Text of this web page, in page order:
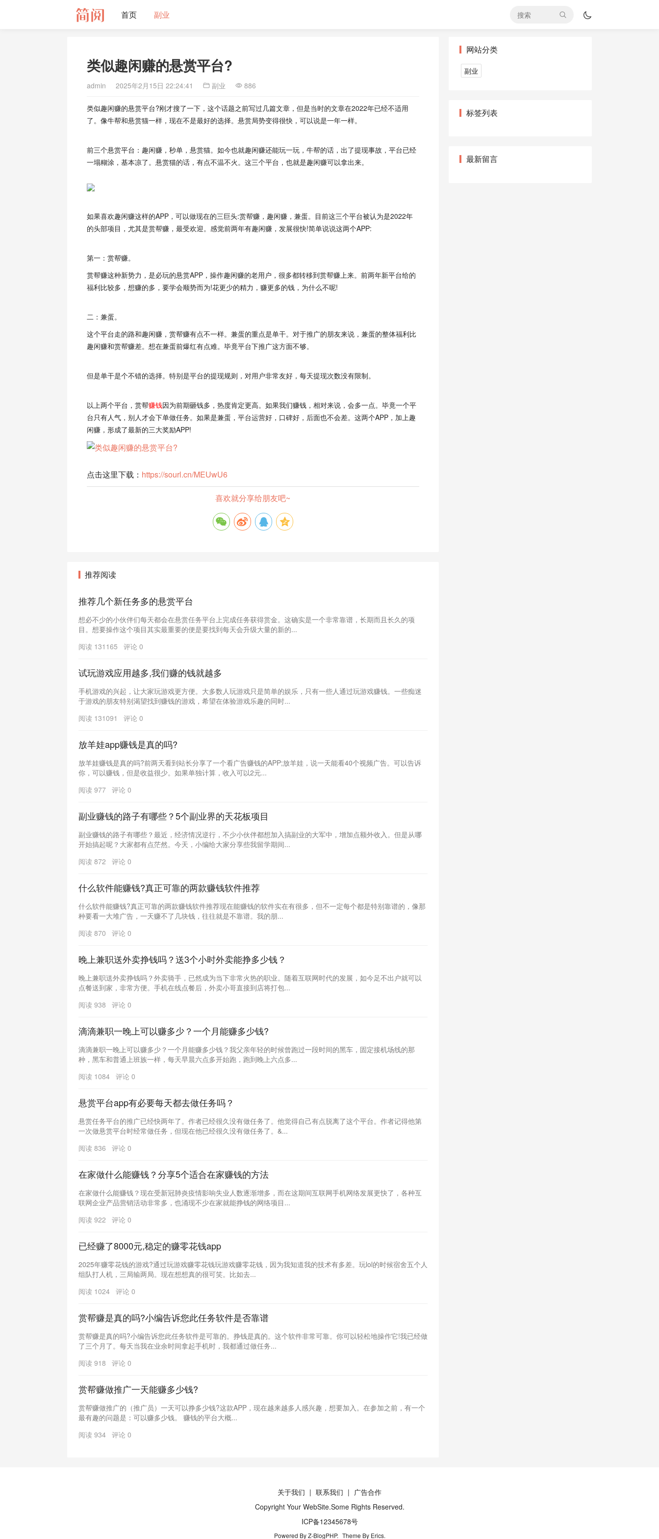
首页 副业
类似趣闲赚的悬赏平台?
admin 2025年2月15日 22:24:41 副业 886
类似趣闲赚的悬赏平台?刚才搜了一下，这个话题之前写过几篇文章，但是当时的文章在2022年已经不适用
了。像牛帮和悬赏猫一样，现在不是最好的选择。悬赏局势变得很快，可以说是一年一样。
前三个悬赏平台：趣闲赚，秒单，悬赏猫。如今也就趣闲赚还能玩一玩，牛帮的话，出了提现事故，平台已经
一塌糊涂，基本凉了。悬赏猫的话，有点不温不火。这三个平台，也就是趣闲赚可以拿出来。
如果喜欢趣闲赚这样的APP，可以做现在的三巨头:赏帮赚，趣闲赚，兼蛋。目前这三个平台被认为是2022年
的头部项目，尤其是赏帮赚，最受欢迎。感觉前两年有趣闲赚，发展很快!简单说说这两个APP:
第一：赏帮赚。
赏帮赚这种新势力，是必玩的悬赏APP，操作趣闲赚的老用户，很多都转移到赏帮赚上来。前两年新平台给的
福利比较多，想赚的多，要学会顺势而为!花更少的精力，赚更多的钱，为什么不呢!
二：兼蛋。
这个平台走的路和趣闲赚，赏帮赚有点不一样。兼蛋的重点是单干。对于推广的朋友来说，兼蛋的整体福利比
趣闲赚和赏帮赚差。想在兼蛋前爆红有点难。毕竟平台下推广这方面不够。
但是单干是个不错的选择。特别是平台的提现规则，对用户非常友好，每天提现次数没有限制。
以上两个平台，赏帮赚钱因为前期砸钱多，热度肯定更高。如果我们赚钱，相对来说，会多一点。毕竟一个平
台只有人气，别人才会下单做任务。如果是兼蛋，平台运营好，口碑好，后面也不会差。这两个APP，加上趣
闲赚，形成了最新的三大奖励APP!
点击这里下载： https://sourl.cn/MEUwU6
喜欢就分享给朋友吧~
推荐阅读
推荐几个新任务多的悬赏平台
想必不少的小伙伴们每天都会在悬赏任务平台上完成任务获得赏金。这确实是一个非常靠谱，长期而且长久的项
目。想要操作这个项目其实最重要的便是要找到每天会升级大量的新的...
阅读 131165 评论 0
试玩游戏应用越多,我们赚的钱就越多
手机游戏的兴起，让大家玩游戏更方便。大多数人玩游戏只是简单的娱乐，只有一些人通过玩游戏赚钱。一些痴迷
于游戏的朋友特别渴望找到赚钱的游戏，希望在体验游戏乐趣的同时...
阅读 131091 评论 0
放羊娃app赚钱是真的吗?
放羊娃赚钱是真的吗?前两天看到站长分享了一个看广告赚钱的APP;放羊娃，说一天能看40个视频广告。可以告诉
你，可以赚钱，但是收益很少。如果单独计算，收入可以2元...
阅读 977 评论 0
副业赚钱的路子有哪些？5个副业界的天花板项目
副业赚钱的路子有哪些？最近，经济情况逆行，不少小伙伴都想加入搞副业的大军中，增加点额外收入。但是从哪
开始搞起呢？大家都有点茫然。今天，小编给大家分享些我留学期间...
阅读 872 评论 0
什么软件能赚钱?真正可靠的两款赚钱软件推荐
什么软件能赚钱?真正可靠的两款赚钱软件推荐现在能赚钱的软件实在有很多，但不一定每个都是特别靠谱的，像那
种要看一大堆广告，一天赚不了几块钱，往往就是不靠谱。我的朋...
阅读 870 评论 0
晚上兼职送外卖挣钱吗？送3个小时外卖能挣多少钱？
晚上兼职送外卖挣钱吗？外卖骑手，已然成为当下非常火热的职业。随着互联网时代的发展，如今足不出户就可以
点餐送到家，非常方便。手机在线点餐后，外卖小哥直接到店将打包...
阅读 938 评论 0
滴滴兼职一晚上可以赚多少？一个月能赚多少钱?
滴滴兼职一晚上可以赚多少？一个月能赚多少钱？我父亲年轻的时候曾跑过一段时间的黑车，固定接机场线的那
种，黑车和普通上班族一样，每天早晨六点多开始跑，跑到晚上六点多...
阅读 1084 评论 0
悬赏平台app有必要每天都去做任务吗？
悬赏任务平台的推广已经快两年了。作者已经很久没有做任务了。他觉得自己有点脱离了这个平台。作者记得他第
一次做悬赏平台时经常做任务，但现在他已经很久没有做任务了。&...
阅读 836 评论 0
在家做什么能赚钱？分享5个适合在家赚钱的方法
在家做什么能赚钱？现在受新冠肺炎疫情影响失业人数逐渐增多，而在这期间互联网手机网络发展更快了，各种互
联网企业产品营销活动非常多，也涌现不少在家就能挣钱的网络项目...
阅读 922 评论 0
已经赚了8000元,稳定的赚零花钱app
2025年赚零花钱的游戏?通过玩游戏赚零花钱玩游戏赚零花钱，因为我知道我的技术有多差。玩lol的时候宿舍五个人
组队打人机，三局输两局。现在想想真的很可笑。比如去...
阅读 1024 评论 0
赏帮赚是真的吗?小编告诉您此任务软件是否靠谱
赏帮赚是真的吗?小编告诉您此任务软件是可靠的。挣钱是真的。这个软件非常可靠。你可以轻松地操作它!我已经做
了三个月了。每天当我在业余时间拿起手机时，我都通过做任务...
阅读 918 评论 0
赏帮赚做推广一天能赚多少钱?
赏帮赚做推广的（推广员）一天可以挣多少钱?这款APP，现在越来越多人感兴趣，想要加入。在参加之前，有一个
最有趣的问题是：可以赚多少钱。 赚钱的平台大概...
阅读 934 评论 0
网站分类
副业
标签列表
最新留言
关于我们 联系我们
广告合作
Copyright Your WebSite.Some Rights Reserved.
ICP备12345678号
Powered ByZ-BlogPHP. Theme By Erics.